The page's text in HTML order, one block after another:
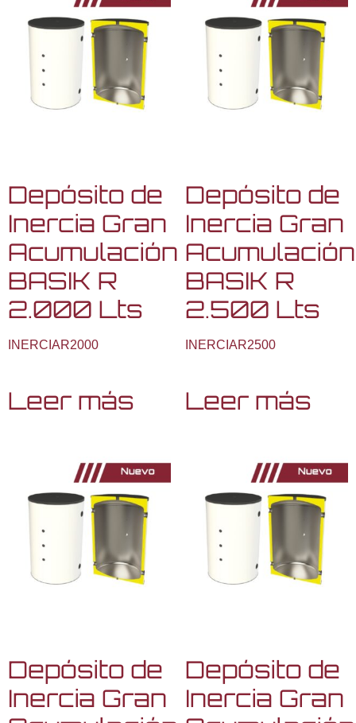
Depósito de
Inercia Gran
Acumulación
BASIK R
2.000 Lts
INERCIAR2000
Leer más
Depósito de
Inercia Gran
Acumulación
BASIK R
2.500 Lts
INERCIAR2500
Leer más
Depósito de
Inercia Gran
Depósito de
Inercia Gran